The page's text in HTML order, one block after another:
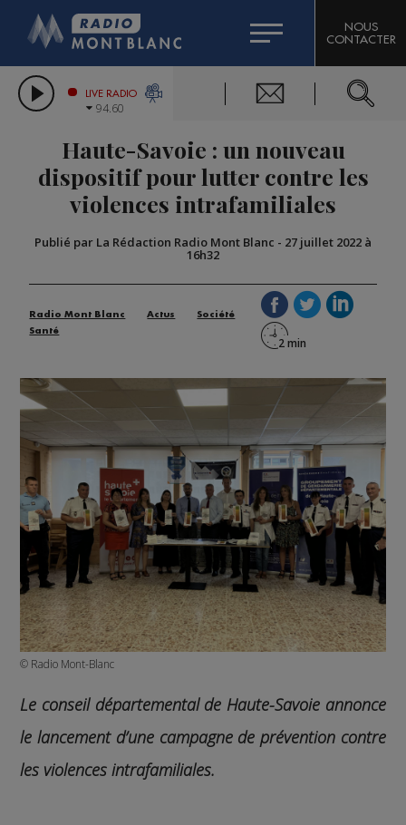
LES CHRONIQUES DE L'EXPERT
CITIZEN MACHINERY
GRAND MASSIF DOMAINES SKIABLES
BIGARD
COMPAGNIE DU MONT-BLANC
NOUS
CONTACTER
LIVE RADIO
94.60
Haute-Savoie : un nouveau
dispositif pour lutter contre les
violences intrafamiliales
Publié par La Rédaction Radio Mont Blanc - 27 juillet 2022 à
16h32
Radio Mont Blanc Actus
Société
Santé
© Radio Mont-Blanc
Le conseil départemental de Haute-Savoie annonce
le lancement d’une campagne de prévention contre
les violences intrafamiliales.